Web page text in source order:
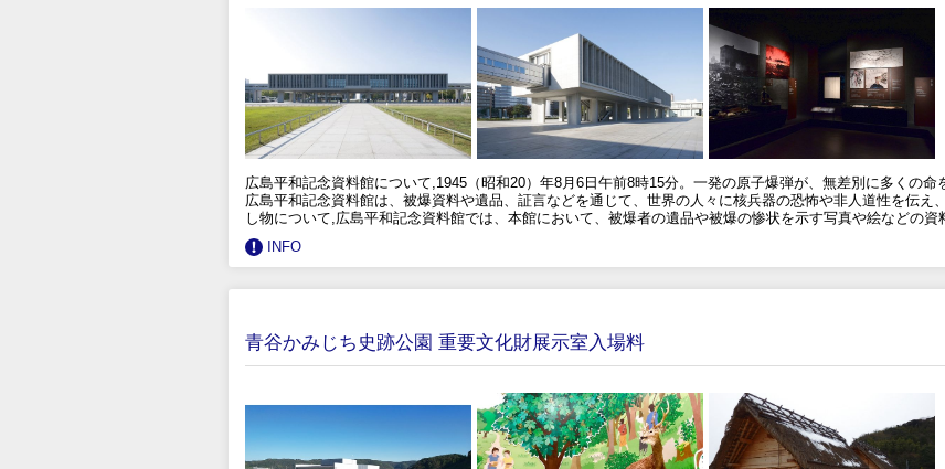
広島平和記念資料館について,1945（昭和20）年8月6日午前8時15分。一発の原子爆弾が、無差別に多くの命
広島平和記念資料館は、被爆資料や遺品、証言などを通じて、世界の人々に核兵器の恐怖や非人道性を伝え
し物について,広島平和記念資料館では、本館において、被爆者の遺品や被爆の惨状を示す写真や絵などの資
INFO
青谷かみじち史跡公園 重要文化財展示室入場料